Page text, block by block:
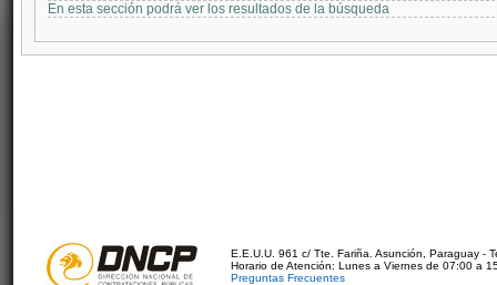
En esta sección podrá ver los resultados de la búsqueda
E.E.U.U. 961 c/ Tte. Fariña. Asunción, Paraguay -
Horario de Atención: Lunes a Viernes de 07:00 a
Preguntas Frecuentes